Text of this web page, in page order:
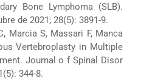
Bone Lymphoma (SLB).
de 2021; 28(5): 3891-9.
Marcia S, Massari F, Manca
Vertebroplasty in Multiple
Journal o f Spinal Disor
344-8.